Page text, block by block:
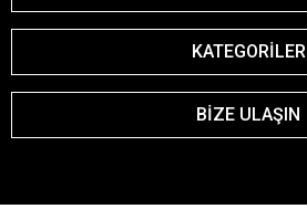
KATEGORİLER
BİZE ULAŞIN